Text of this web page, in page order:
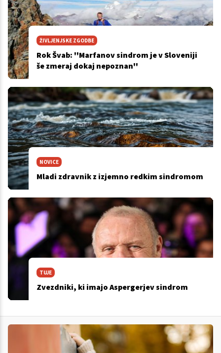
ŽIVLJENJSKE ZGODBE
Rok Švab: ''Marfanov sindrom je v Sloveniji
še zmeraj dokaj nepoznan''
NOVICE
Mladi zdravnik z izjemno redkim sindromom
TUJE
Zvezdniki, ki imajo Aspergerjev sindrom